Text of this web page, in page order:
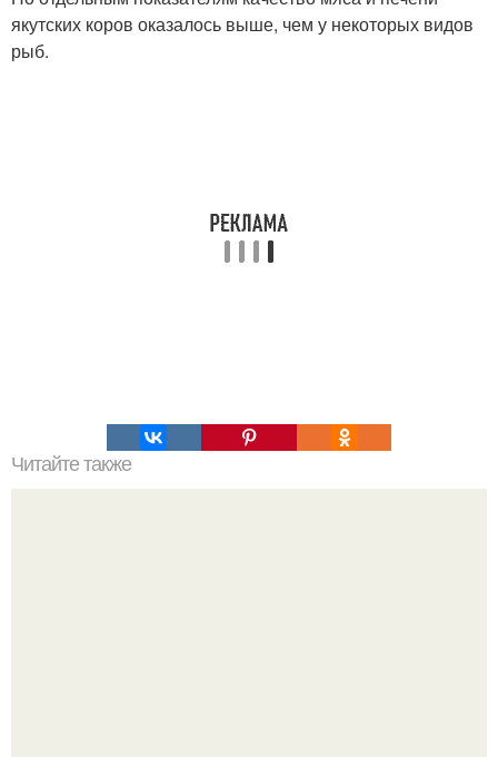
якутских коров оказалось выше, чем у некоторых видов
рыб.
Читайте также